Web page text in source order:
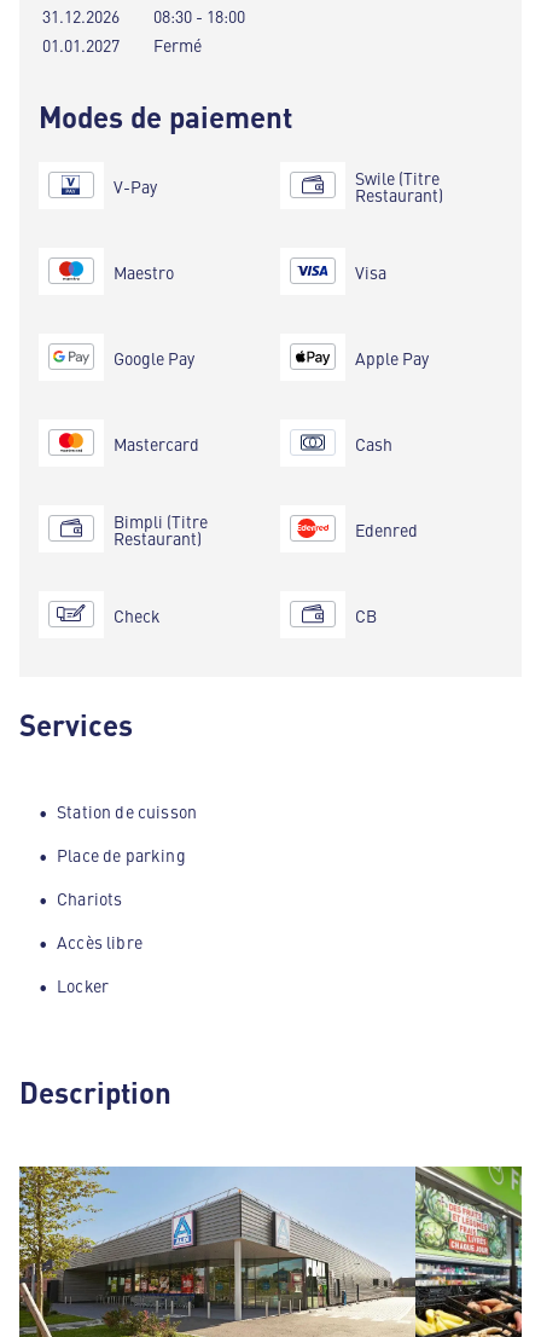
31.12.2026
08:30 - 18:00
01.01.2027
Fermé
Modes de paiement
V-Pay
Maestro
Google Pay
Mastercard
Bimpli (Titre
Restaurant)
Check
Swile (Titre
Restaurant)
Visa
Apple Pay
Cash
Edenred
CB
Services
Station de cuisson
Place de parking
Chariots
Accès libre
Locker
Description